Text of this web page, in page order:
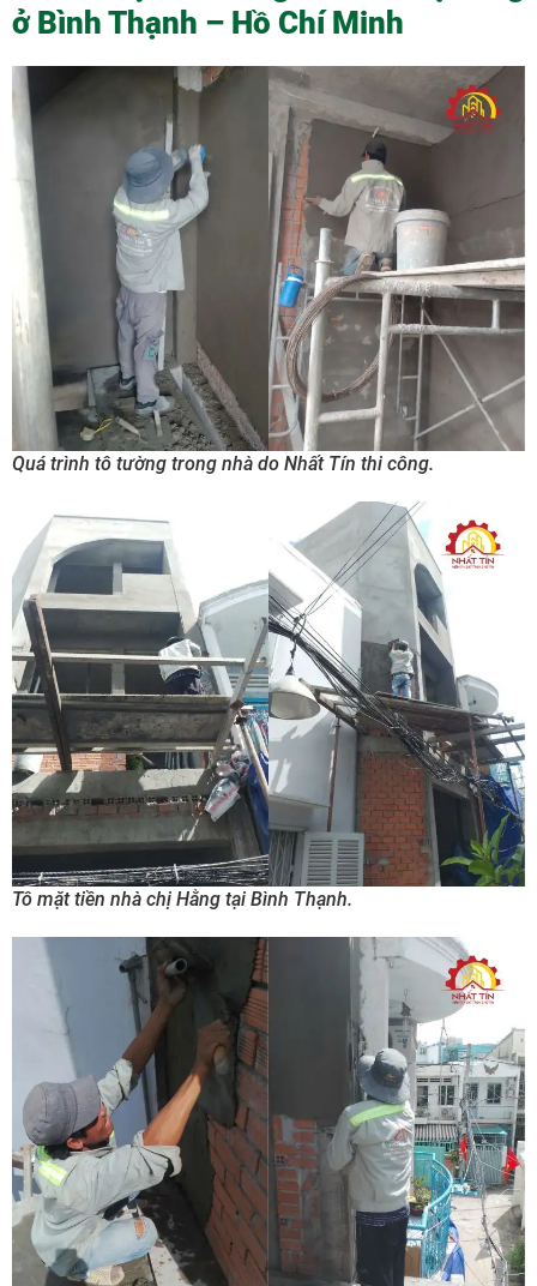
ở Bình Thạnh – Hồ Chí Minh
Quá trình tô tường trong nhà do Nhất Tín thi công.
Tô mặt tiền nhà chị Hằng tại Bình Thạnh.